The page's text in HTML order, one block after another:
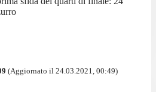
(Aggiornato il 24.03.2021, 00:49)